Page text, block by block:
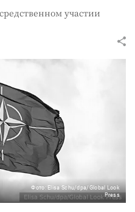
участии
Фото: Elisa Schu/dpa/Global Look
Press